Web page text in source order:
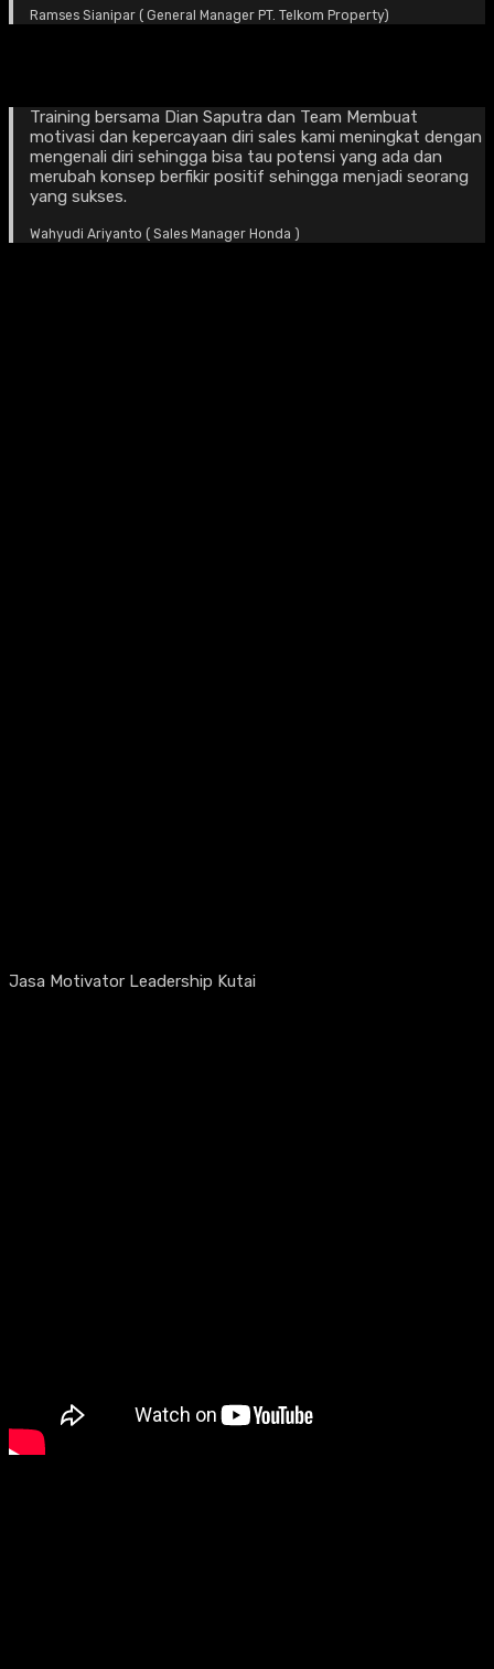
Ramses Sianipar ( General Manager PT. Telkom Property)
Training bersama Dian Saputra dan Team Membuat
motivasi dan kepercayaan diri sales kami meningkat dengan
mengenali diri sehingga bisa tau potensi yang ada dan
merubah konsep berfikir positif sehingga menjadi seorang
yang sukses.
Wahyudi Ariyanto ( Sales Manager Honda )
Jasa Motivator Leadership Kutai